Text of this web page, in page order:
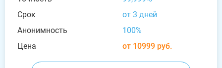
Срок
от 3 дней
Анонимность
100%
Цена
от 10999 руб.